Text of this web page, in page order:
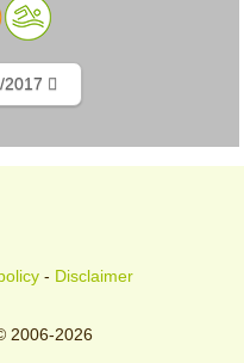
2017
- Disclaimer
2006-2026